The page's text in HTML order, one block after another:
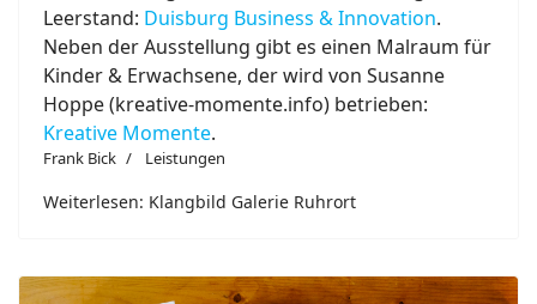
Leerstand: Duisburg Business & Innovation.
Neben der Ausstellung gibt es einen Malraum für
Kinder & Erwachsene, der wird von Susanne
Hoppe (kreative-momente.info) betrieben:
Kreative Momente.
Frank Bick Leistungen
Weiterlesen: Klangbild Galerie Ruhrort